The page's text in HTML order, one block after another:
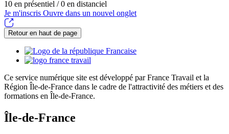
10 en présentiel / 0 en distanciel
Je m'inscris Ouvre dans un nouvel onglet
Retour en haut de page
Ce service numérique site est développé par France Travail et la
Région Île-de-France dans le cadre de l'attractivité des métiers et des
formations en Île-de-France.
Île-de-France